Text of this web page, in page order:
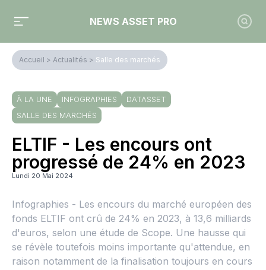
NEWS ASSET PRO
Accueil > Actualités > Salle des marchés
À LA UNE INFOGRAPHIES
DATASSET
SALLE DES MARCHÉS
ELTIF - Les encours ont
progressé de 24% en 2023
Lundi 20 Mai 2024
Infographies - Les encours du marché européen des
fonds ELTIF ont crû de 24% en 2023, à 13,6 milliards
d'euros, selon une étude de Scope. Une hausse qui
se révèle toutefois moins importante qu'attendue, en
raison notamment de la finalisation toujours en cours